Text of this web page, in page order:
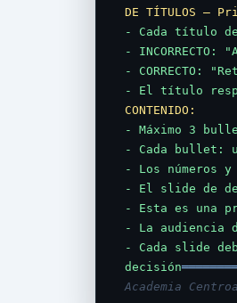
DE TÍTULOS —
- Cada título de
-
- CORRECTO:
- El título
CONTENIDO:
- Máximo 3
- Cada bullet:
- Los números
- El slide de
- Esta es una
- La audiencia
- Cada slide
decisión
Academia